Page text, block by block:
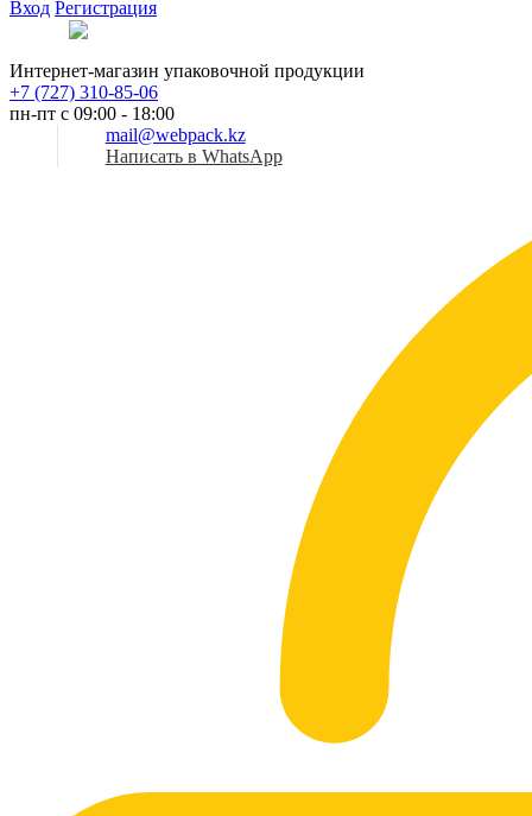
Вход Регистрация
Интернет-магазин упаковочной продукции
+7 (727) 310-85-06
пн-пт с 09:00 - 18:00
mail@webpack.kz
Написать в WhatsApp